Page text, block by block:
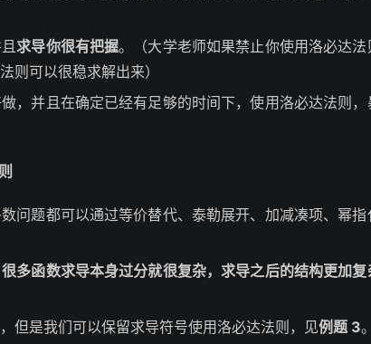
求导你很有把握。（大学老师如果禁止你使用洛必达
则可以很稳求解出来）
，并且在确定已经有足够的时间下，使用洛必达法则
问题都可以通过等价替代、泰勒展开、加减凑项、幂
多函数求导本身过分就很复杂，求导之后的结构更加复
但是我们可以保留求导符号使用洛必达法则，见例题 3。